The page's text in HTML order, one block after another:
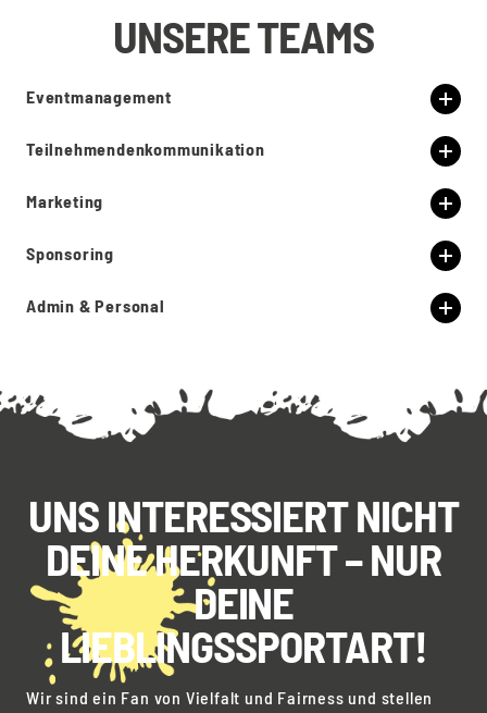
UNSERE TEAMS
Eventmanagement
Teilnehmendenkommunikation
Marketing
Sponsoring
Admin & Personal
UNS INTERESSIERT NICHT
DEINE HERKUNFT – NUR
DEINE
LIEBLINGSSPORTART!
Wir sind ein Fan von Vielfalt und Fairness und stellen